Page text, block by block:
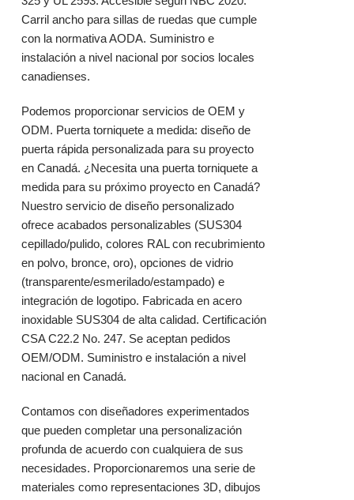
Carril ancho para sillas de ruedas que cumple
con la normativa AODA. Suministro e
instalación a nivel nacional por socios locales
canadienses.
Podemos proporcionar servicios de OEM y
ODM. Puerta torniquete a medida: diseño de
puerta rápida personalizada para su proyecto
en Canadá. ¿Necesita una puerta torniquete a
medida para su próximo proyecto en Canadá?
Nuestro servicio de diseño personalizado
ofrece acabados personalizables (SUS304
cepillado/pulido, colores RAL con recubrimiento
en polvo, bronce, oro), opciones de vidrio
(transparente/esmerilado/estampado) e
integración de logotipo. Fabricada en acero
inoxidable SUS304 de alta calidad. Certificación
CSA C22.2 No. 247. Se aceptan pedidos
OEM/ODM. Suministro e instalación a nivel
nacional en Canadá.
Contamos con diseñadores experimentados
que pueden completar una personalización
profunda de acuerdo con cualquiera de sus
necesidades. Proporcionaremos una serie de
materiales como representaciones 3D, dibujos